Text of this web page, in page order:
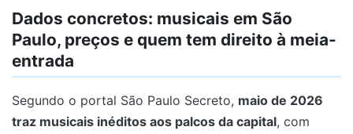
Dados concretos: musicais em São
Paulo, preços e quem tem direito à meia-
entrada
Segundo o portal São Paulo Secreto, maio de 2026
traz musicais inéditos aos palcos da capital, com